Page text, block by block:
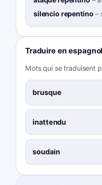
silencio repentino –
Traduire en espagnol
Mots qui se traduisent
brusque
inattendu
soudain